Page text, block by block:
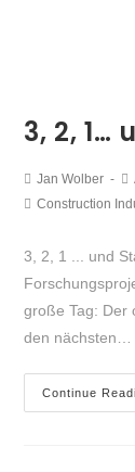
3, 2, 1…
Jan Wolber
Construction
3, 2, 1 ... und
große Tag: Der
den nächsten…
Continue